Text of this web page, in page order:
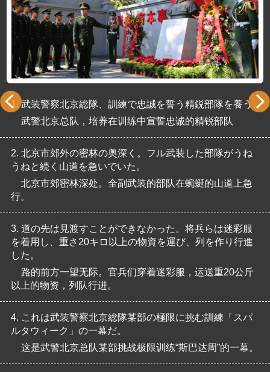
1. 武装警察北京総隊、訓練で忠誠を誓う精鋭部隊を養う
武警北京总队，培养在训练中宣誓忠诚的精锐部队
2. 北京市郊外の密林の奥深く。フル武装した部隊がうね
うねと続く山道を急いでいた。
北京市郊密林深处。全副武装的部队在蜿蜒的山道上急
行。
3. 道の先は見渡すことができなかった。将兵らは迷彩服
を着用し、重さ20キロ以上の物資を運び、列を作り行進
した。
路的前方一望无际。官兵们穿着迷彩服，运送重20公斤
以上的物资，列队行进。
4. これは武装警察北京総隊某部の極限に挑む訓練「スパ
ルタウィーク」の一幕だ。
这是武警北京总队某部挑战极限训练“斯巴达周”的一幕。